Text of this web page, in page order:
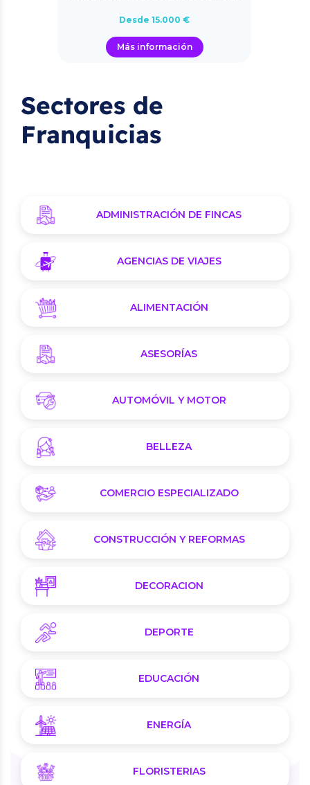
Desde 15.000 €
Más información
Sectores de
Franquicias
ADMINISTRACIÓN DE FINCAS
AGENCIAS DE VIAJES
ALIMENTACIÓN
ASESORÍAS
AUTOMÓVIL Y MOTOR
BELLEZA
COMERCIO ESPECIALIZADO
CONSTRUCCIÓN Y REFORMAS
DECORACION
DEPORTE
EDUCACIÓN
ENERGÍA
FLORISTERIAS